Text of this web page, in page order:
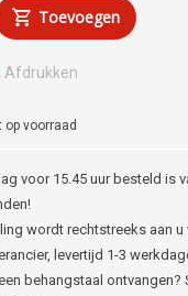
Toevoegen
Afdrukken
op voorraad
voor 15.45 uur besteld is
wordt rechtstreeks aan u
levertijd 1-3
behangstaal ontvangen?